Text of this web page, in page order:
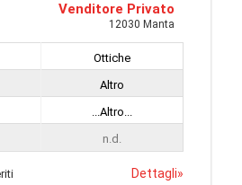
Venditore Privato
12030 Manta
Ottiche
Altro
...Altro...
n.d.
Dettagli»